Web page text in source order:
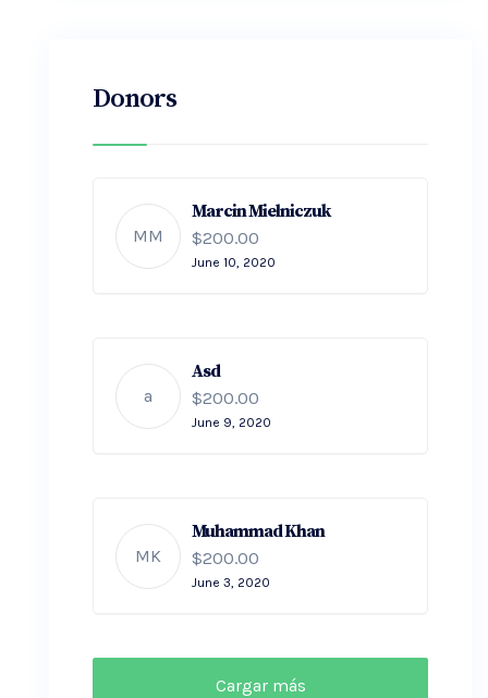
Donors
MM
Marcin Mielniczuk
$200.00
June 10, 2020
a
Asd
$200.00
June 9, 2020
MK
Muhammad Khan
$200.00
June 3, 2020
Cargar más